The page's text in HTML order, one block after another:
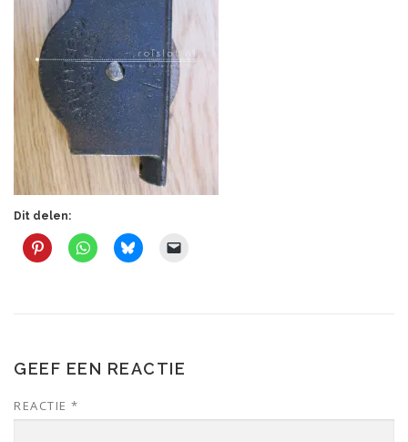
Dit delen:
GEEF EEN REACTIE
REACTIE *